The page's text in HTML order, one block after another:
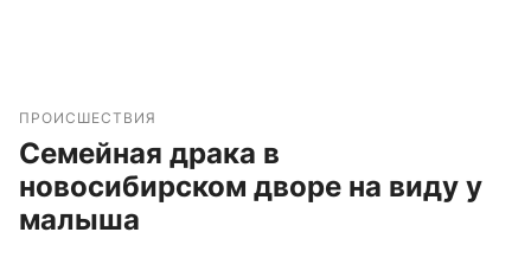
ПРОИСШЕСТВИЯ
Семейная драка в
новосибирском дворе на виду у
малыша